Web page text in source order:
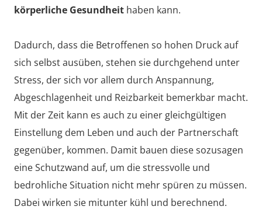
körperliche Gesundheit haben kann.
Dadurch, dass die Betroffenen so hohen Druck auf
sich selbst ausüben, stehen sie durchgehend unter
Stress, der sich vor allem durch Anspannung,
Abgeschlagenheit und Reizbarkeit bemerkbar macht.
Mit der Zeit kann es auch zu einer gleichgültigen
Einstellung dem Leben und auch der Partnerschaft
gegenüber, kommen. Damit bauen diese sozusagen
eine Schutzwand auf, um die stressvolle und
bedrohliche Situation nicht mehr spüren zu müssen.
Dabei wirken sie mitunter kühl und berechnend.